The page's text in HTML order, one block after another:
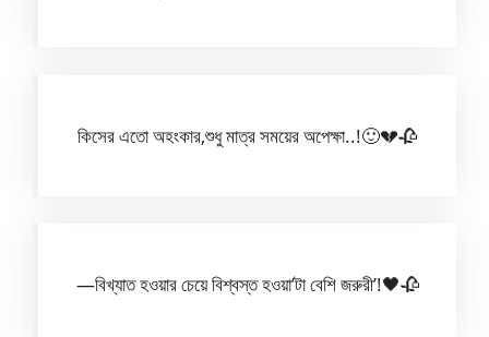
কিসের এতো অহংকার,শুধু মাত্র সময়ের অপেক্ষা..!🙂💔🥀
—বিখ্যাত হওয়ার চেয়ে বিশ্বস্ত হওয়া’টা বেশি জরুরী’!🖤🥀